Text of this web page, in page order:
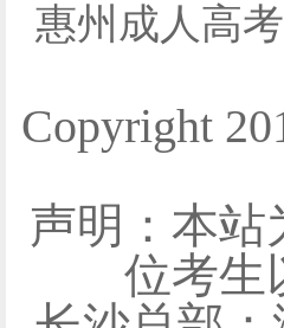
惠州成人高
Copyright
声明：本站
位考生